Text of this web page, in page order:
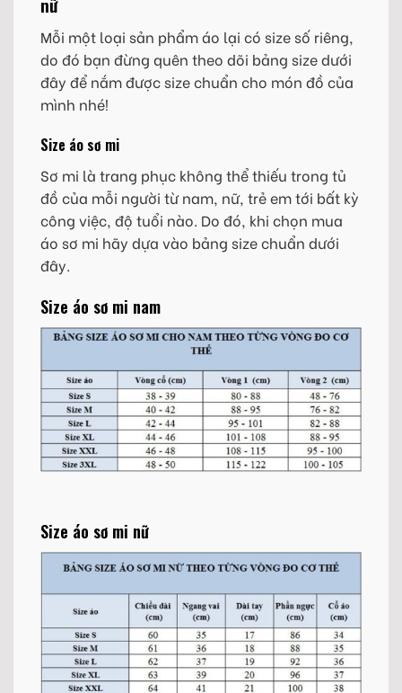
Mỗi một loại sản phẩm áo lại có size số riêng,
do đó bạn đừng quên theo dõi bảng size dưới
đây để nắm được size chuẩn cho món đồ của
mình nhé!
Size áo sơ mi
Sơ mi là trang phục không thể thiếu trong tủ
đồ của mỗi người từ nam, nữ, trẻ em tới bất kỳ
công việc, độ tuổi nào. Do đó, khi chọn mua
áo sơ mi hãy dựa vào bảng size chuẩn dưới
đây.
Size áo sơ mi nam
Size áo sơ mi nữ